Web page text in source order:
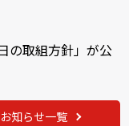
の取組方針」が公
お知らせ一覧